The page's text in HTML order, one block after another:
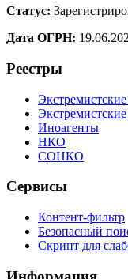
Статус:
Дата ОГРН:
Реестры
Иноагенты
НКО
СОНКО
Сервисы
Контент-фильтр
Безопасный
Скрипт для